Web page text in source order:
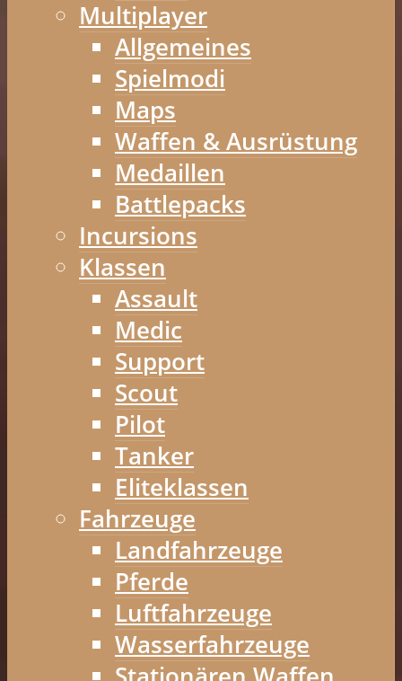
Multiplayer
Allgemeines
Spielmodi
Maps
Waffen & Ausrüstung
Medaillen
Battlepacks
Incursions
Klassen
Assault
Medic
Support
Scout
Pilot
Tanker
Eliteklassen
Fahrzeuge
Landfahrzeuge
Pferde
Luftfahrzeuge
Wasserfahrzeuge